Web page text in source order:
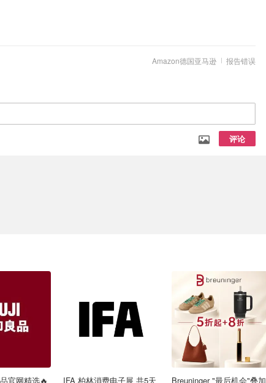
报告错误
Amazon德国亚马逊
评论
官网精选🔥 IFA 柏林消费电子展 共5天 Breuninger "最后机会"叠加